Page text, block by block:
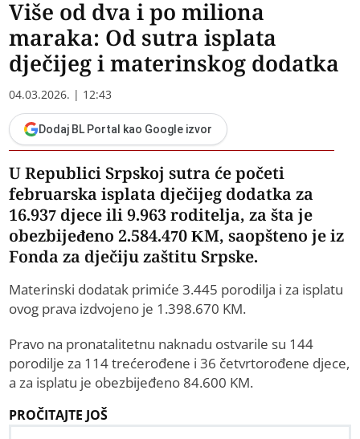
Više od dva i po miliona
maraka: Od sutra isplata
dječijeg i materinskog dodatka
04.03.2026. | 12:43
Dodaj BL Portal kao Google izvor
U Republici Srpskoj sutra će početi
februarska isplata dječijeg dodatka za
16.937 djece ili 9.963 roditelja, za šta je
obezbijeđeno 2.584.470 KM, saopšteno je iz
Fonda za dječiju zaštitu Srpske.
Materinski dodatak primiće 3.445 porodilja i za isplatu
ovog prava izdvojeno je 1.398.670 KM.
Pravo na pronatalitetnu naknadu ostvarile su 144
porodilje za 114 trećerođene i 36 četvrtorođene djece,
a za isplatu je obezbijeđeno 84.600 KM.
PROČITAJTE JOŠ